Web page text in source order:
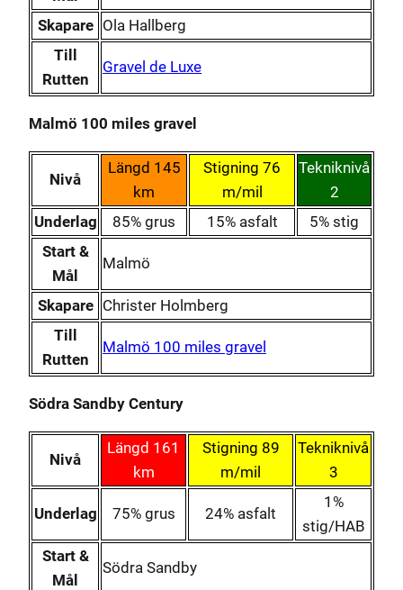
Skapare Ola Hallberg
Till
Rutten
Gravel de Luxe
Malmö 100 miles gravel
Nivå
Längd 145
km
Stigning 76
m/mil
Tekniknivå
2
Underlag
85% grus 15% asfalt
5% stig
Start &
Mål
Malmö
Skapare Christer Holmberg
Till
Rutten
Malmö 100 miles gravel
Södra Sandby Century
Nivå
Längd 161
km
Stigning 89
m/mil
Tekniknivå
3
Underlag 75% grus 24% asfalt
1%
stig/HAB
Start &
Mål
Södra Sandby